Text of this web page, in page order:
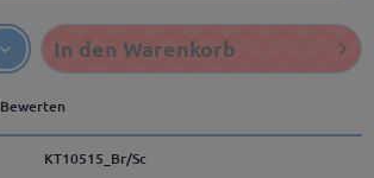
In den Warenkorb
Bewerten
KT10515_Br/Sc